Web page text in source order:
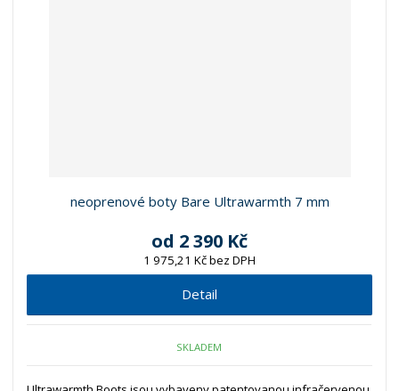
neoprenové boty Bare Ultrawarmth 7 mm
od 2 390 Kč
1 975,21 Kč bez DPH
Detail
SKLADEM